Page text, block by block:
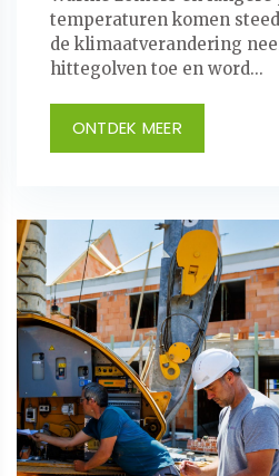
temperaturen komen
de klimaatverandering
hittegolven toe en word...
ONTDEK MEER